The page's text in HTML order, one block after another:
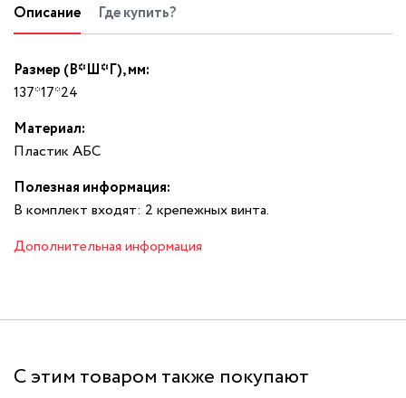
Описание Где купить?
Размер (В*Ш*Г), мм:
137*17*24
Материал:
Пластик АБС
Полезная информация:
В комплект входят: 2 крепежных винта.
Дополнительная информация
С этим товаром также покупают